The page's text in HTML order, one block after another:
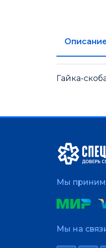
Гайка-
Мы
Мы на